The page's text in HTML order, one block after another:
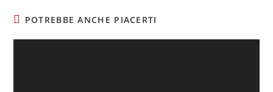
POTREBBE ANCHE PIACERTI